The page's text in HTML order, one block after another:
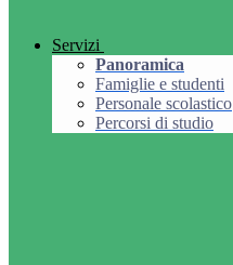
Servizi
Panoramica
Famiglie e studenti
Personale scolastico
Percorsi di studio